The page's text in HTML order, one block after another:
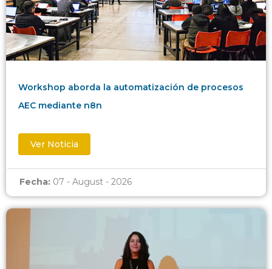
Workshop aborda la automatización de procesos
AEC mediante n8n
Ver Noticia
Fecha: 07 - August - 2026